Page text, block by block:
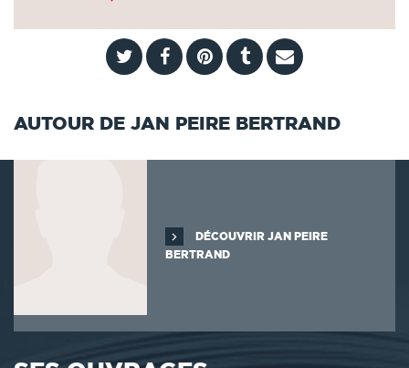
AUTOUR DE JAN PEIRE BERTRAND
DÉCOUVRIR JAN PEIRE
BERTRAND